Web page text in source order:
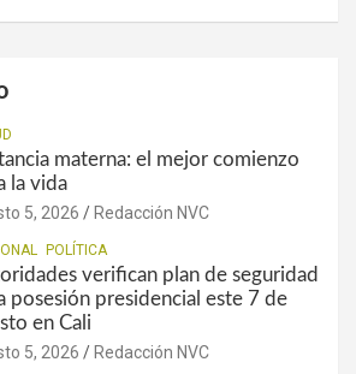
materna: el mejor comienzo
la vida
5, 2026 Redacción NVC
POLÍTICA
verifican plan de seguridad
posesión presidencial este 7 de
en Cali
5, 2026 Redacción NVC